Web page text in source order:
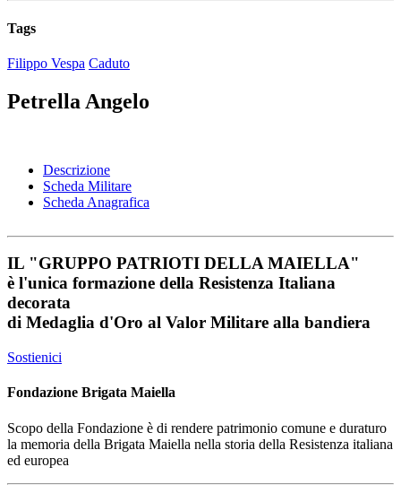
Tags
Filippo Vespa Caduto
Petrella Angelo
Descrizione
Scheda Militare
Scheda Anagrafica
IL "GRUPPO PATRIOTI DELLA MAIELLA"
è l'unica formazione della Resistenza Italiana
decorata
di Medaglia d'Oro al Valor Militare alla bandiera
Sostienici
Fondazione Brigata Maiella
Scopo della Fondazione è di rendere patrimonio comune e duraturo
la memoria della Brigata Maiella nella storia della Resistenza italiana
ed europea